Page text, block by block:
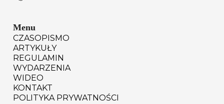
Menu
CZASOPISMO
ARTYKUŁY
REGULAMIN
WYDARZENIA
WIDEO
KONTAKT
POLITYKA PRYWATNOŚCI